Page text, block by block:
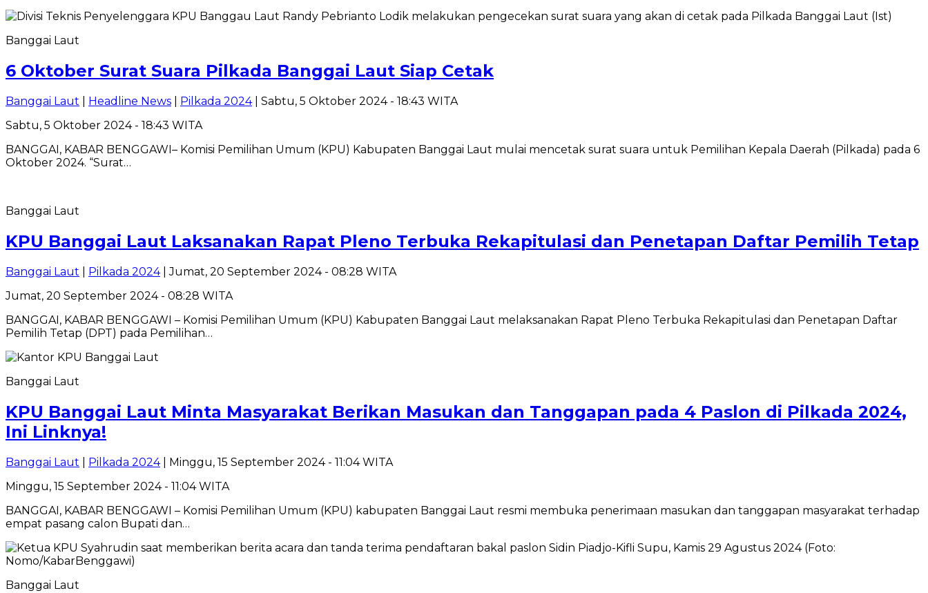
Banggai Laut
6 Oktober Surat Suara Pilkada Banggai Laut Siap Cetak
Banggai Laut Headline News Pilkada 2024| Sabtu, 5 Oktober 2024 - 18:43 WITA
Sabtu, 5 Oktober 2024 - 18:43 WITA
BANGGAI, KABAR BENGGAWI– Komisi Pemilihan Umum (KPU) Kabupaten Banggai Laut mulai mencetak surat suara untuk Pemilihan Kepala Daerah (Pilkada) pada 6
Oktober 2024. “Surat…
Banggai Laut
KPU Banggai Laut Laksanakan Rapat Pleno Terbuka Rekapitulasi dan Penetapan Daftar Pemilih Tetap
Banggai Laut Pilkada 2024| Jumat, 20 September 2024 - 08:28 WITA
Jumat, 20 September 2024 - 08:28 WITA
BANGGAI, KABAR BENGGAWI – Komisi Pemilihan Umum (KPU) Kabupaten Banggai Laut melaksanakan Rapat Pleno Terbuka Rekapitulasi dan Penetapan Daftar
Pemilih Tetap (DPT) pada Pemilihan…
Banggai Laut
KPU Banggai Laut Minta Masyarakat Berikan Masukan dan Tanggapan pada 4 Paslon di Pilkada 2024,
Ini Linknya!
Banggai Laut Pilkada 2024| Minggu, 15 September 2024 - 11:04 WITA
Minggu, 15 September 2024 - 11:04 WITA
BANGGAI, KABAR BENGGAWI – Komisi Pemilihan Umum (KPU) kabupaten Banggai Laut resmi membuka penerimaan masukan dan tanggapan masyarakat terhadap
empat pasang calon Bupati dan…
Banggai Laut